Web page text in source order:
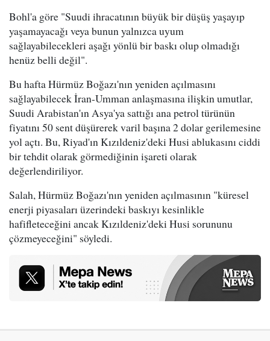
Bohl'a göre "Suudi ihracatının büyük bir düşüş yaşayıp
yaşamayacağı veya bunun yalnızca uyum
sağlayabilecekleri aşağı yönlü bir baskı olup olmadığı
henüz belli değil".
Bu hafta Hürmüz Boğazı'nın yeniden açılmasını
sağlayabilecek İran-Umman anlaşmasına ilişkin umutlar,
Suudi Arabistan'ın Asya'ya sattığı ana petrol türünün
fiyatını 50 sent düşürerek varil başına 2 dolar gerilemesine
yol açtı. Bu, Riyad'ın Kızıldeniz'deki Husi ablukasını ciddi
bir tehdit olarak görmediğinin işareti olarak
değerlendiriliyor.
Salah, Hürmüz Boğazı'nın yeniden açılmasının "küresel
enerji piyasaları üzerindeki baskıyı kesinlikle
hafifleteceğini ancak Kızıldeniz'deki Husi sorununu
çözmeyeceğini" söyledi.